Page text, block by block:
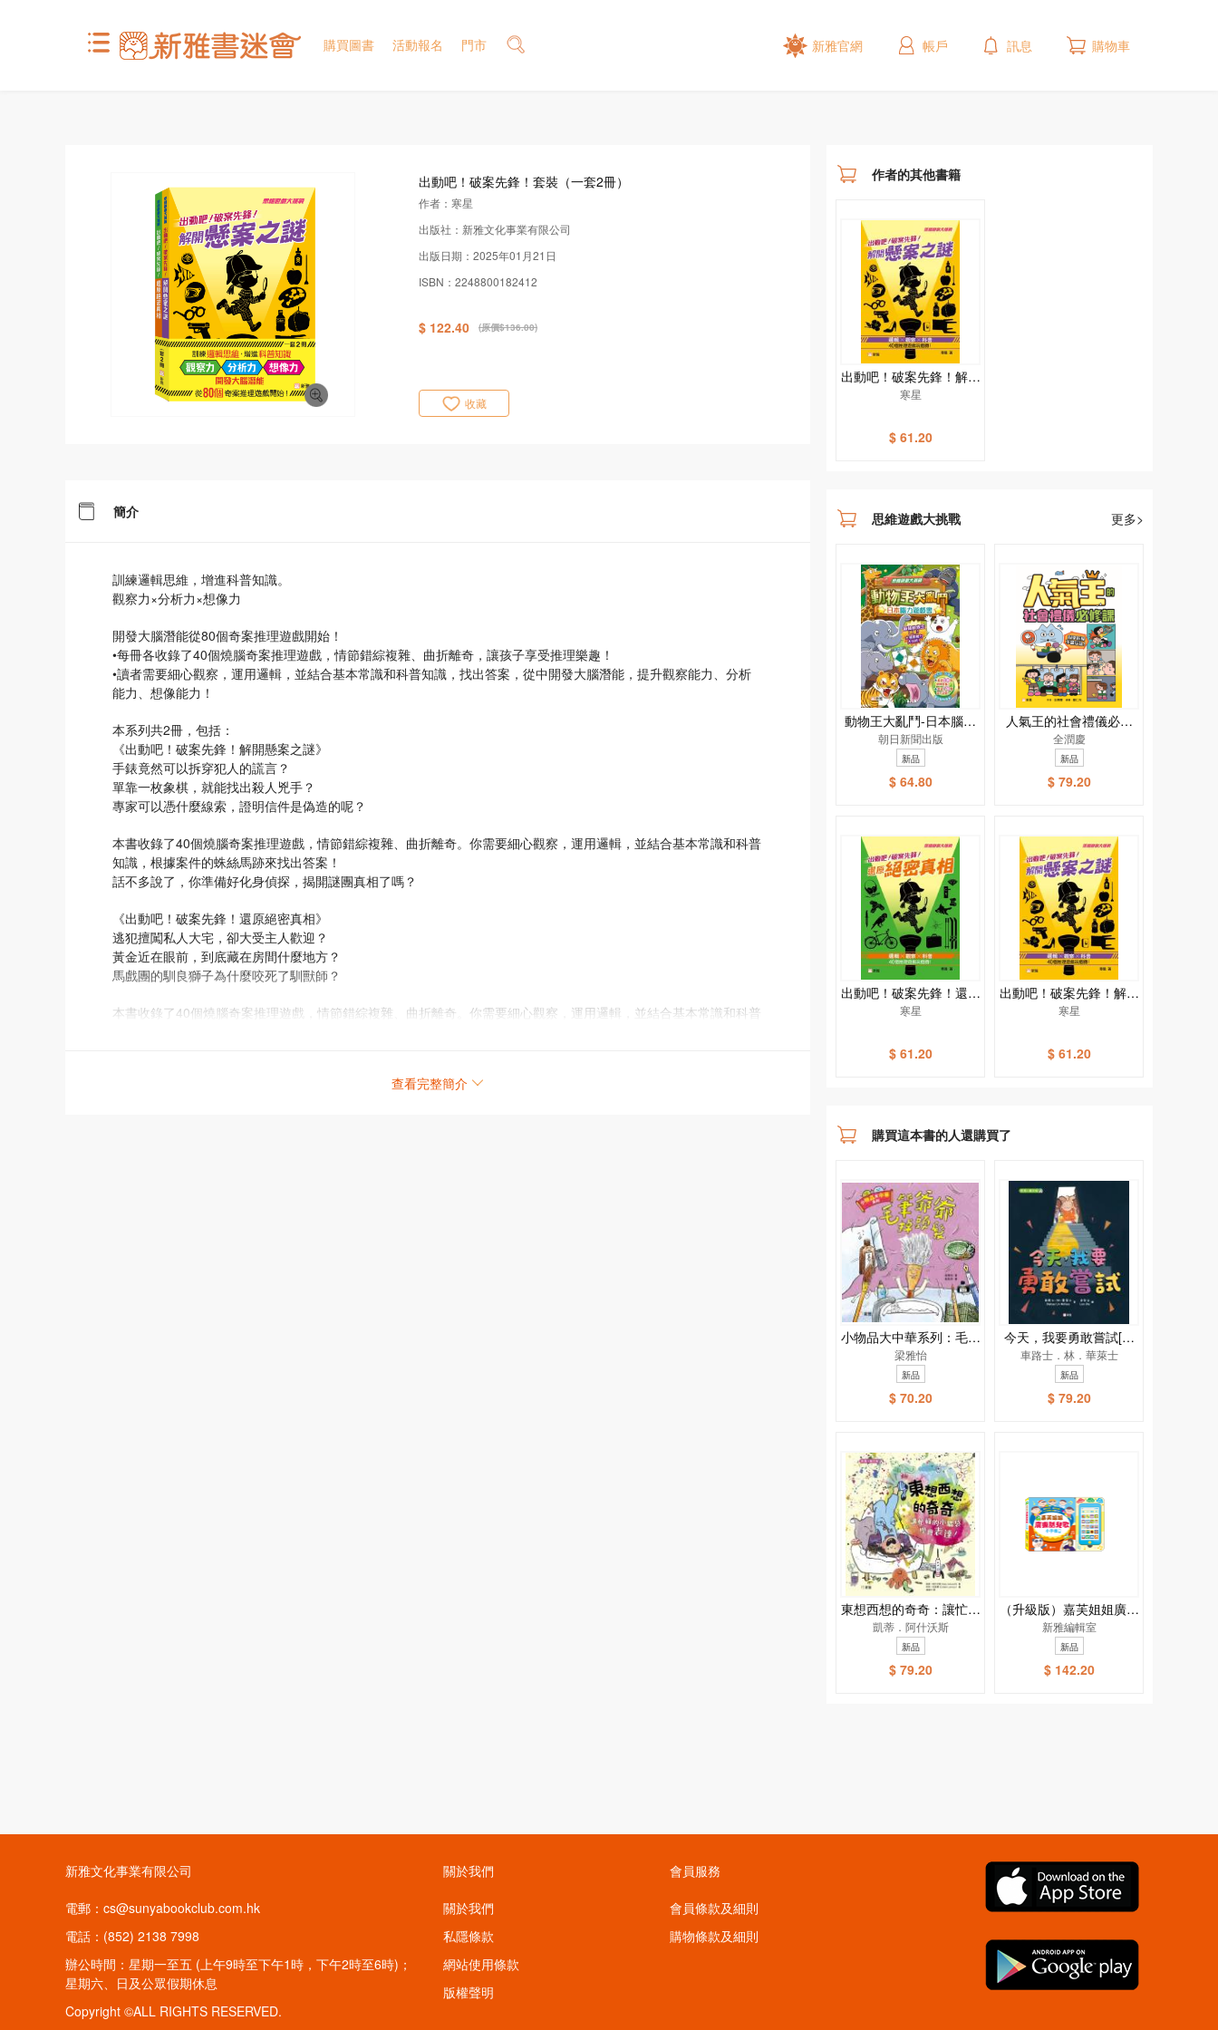
出動吧！破案先鋒！套裝（一套2冊）
作者：寒星
出版社：新雅文化事業有限公司
出版日期：2025年01月21日
ISBN：2248800182412
$ 122.40 (原價$136.00)
收藏
簡介
訓練邏輯思維，增進科普知識。
觀察力×分析力×想像力
開發大腦潛能從80個奇案推理遊戲開始！
•每冊各收錄了40個燒腦奇案推理遊戲，情節錯綜複雜、曲折離奇，讓孩子享受推理樂趣！
•讀者需要細心觀察，運用邏輯，並結合基本常識和科普知識，找出答案，從中開發大腦潛能，提升觀察能力、分析
能力、想像能力！
本系列共2冊，包括：
《出動吧！破案先鋒！解開懸案之謎》
手錶竟然可以拆穿犯人的謊言？
單靠一枚象棋，就能找出殺人兇手？
專家可以憑什麼線索，證明信件是偽造的呢？
本書收錄了40個燒腦奇案推理遊戲，情節錯綜複雜、曲折離奇。你需要細心觀察，運用邏輯，並結合基本常識和科普
知識，根據案件的蛛絲馬跡來找出答案！
話不多說了，你準備好化身偵探，揭開謎團真相了嗎？
《出動吧！破案先鋒！還原絕密真相》
逃犯擅闖私人大宅，卻大受主人歡迎？
黃金近在眼前，到底藏在房間什麼地方？
馬戲團的馴良獅子為什麼咬死了馴獸師？
本書收錄了40個燒腦奇案推理遊戲，情節錯綜複雜、曲折離奇。你需要細心觀察，運用邏輯，並結合基本常識和科普
查看完整簡介
作者的其他書籍
出動吧！破案先鋒！解開
懸案之謎
寒星
$ 61.20
思維遊戲大挑戰 更多>
動物王大亂鬥-日本腦力
遊戲書[思維遊戲大挑戰]
朝日新聞出版
新品
$ 64.80
人氣王的社會禮儀必修
課：科學拆解不當行為
全潤慶
新品
$ 79.20
出動吧！破案先鋒！還原
絕密真相
寒星
$ 61.20
出動吧！破案先鋒！解開
懸案之謎
寒星
$ 61.20
購買這本書的人還購買了
小物品大中華系列：毛筆
爺爺掉頭髮
梁雅怡
新品
$ 70.20
今天，我要勇敢嘗試[新
雅．繪本館]
車路士．林．華萊士
新品
$ 79.20
東想西想的奇奇：讓忙碌
的小腦袋學會表達！[新
雅．繪本館]
凱蒂．阿什沃斯
新品
$ 79.20
（升級版）嘉芙姐姐廣東
話兒歌小手機
新雅編輯室
新品
$ 142.20
購買圖書 活動報名 門市 新雅官網 帳戶 訊息 購物車
新雅文化事業有限公司
電郵：cs@sunyabookclub.com.hk
電話：(852) 2138 7998
辦公時間：星期一至五 (上午9時至下午1時，下午2時至6時)；
星期六、日及公眾假期休息
Copyright ©ALL RIGHTS RESERVED.
關於我們
關於我們
私隱條款
網站使用條款
版權聲明
會員服務
會員條款及細則
購物條款及細則